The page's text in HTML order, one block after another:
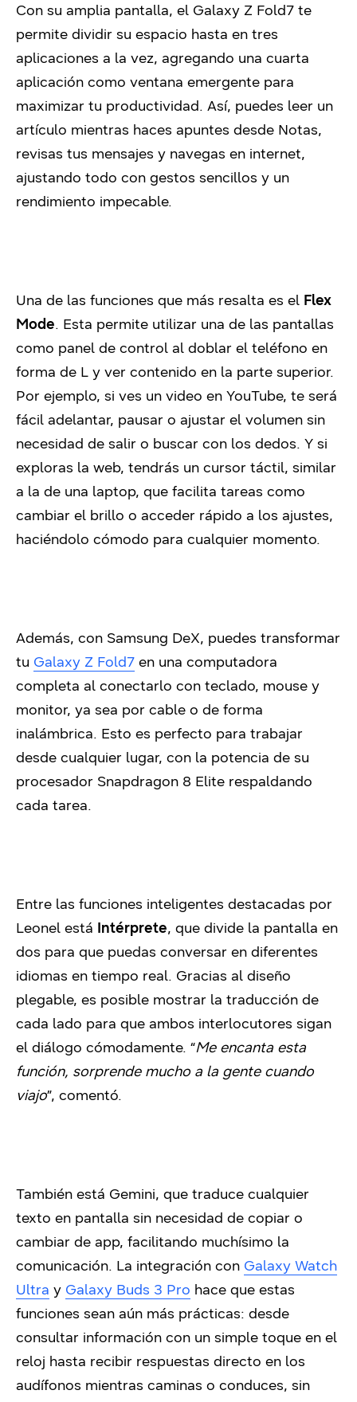
Con su amplia pantalla, el Galaxy Z Fold7 te
permite dividir su espacio hasta en tres
aplicaciones a la vez, agregando una cuarta
aplicación como ventana emergente para
maximizar tu productividad. Así, puedes leer un
artículo mientras haces apuntes desde Notas,
revisas tus mensajes y navegas en internet,
ajustando todo con gestos sencillos y un
rendimiento impecable.
Una de las funciones que más resalta es el Flex
Mode. Esta permite utilizar una de las pantallas
como panel de control al doblar el teléfono en
forma de L y ver contenido en la parte superior.
Por ejemplo, si ves un video en YouTube, te será
fácil adelantar, pausar o ajustar el volumen sin
necesidad de salir o buscar con los dedos. Y si
exploras la web, tendrás un cursor táctil, similar
a la de una laptop, que facilita tareas como
cambiar el brillo o acceder rápido a los ajustes,
haciéndolo cómodo para cualquier momento.
Además, con Samsung DeX, puedes transformar
tu Galaxy Z Fold7 en una computadora
completa al conectarlo con teclado, mouse y
monitor, ya sea por cable o de forma
inalámbrica. Esto es perfecto para trabajar
desde cualquier lugar, con la potencia de su
procesador Snapdragon 8 Elite respaldando
cada tarea.
Entre las funciones inteligentes destacadas por
Leonel está Intérprete, que divide la pantalla en
dos para que puedas conversar en diferentes
idiomas en tiempo real. Gracias al diseño
plegable, es posible mostrar la traducción de
cada lado para que ambos interlocutores sigan
el diálogo cómodamente. “Me encanta esta
función, sorprende mucho a la gente cuando
viajo”, comentó.
También está Gemini, que traduce cualquier
texto en pantalla sin necesidad de copiar o
cambiar de app, facilitando muchísimo la
comunicación. La integración con Galaxy Watch
Ultra y Galaxy Buds 3 Pro hace que estas
funciones sean aún más prácticas: desde
consultar información con un simple toque en el
reloj hasta recibir respuestas directo en los
audífonos mientras caminas o conduces, sin